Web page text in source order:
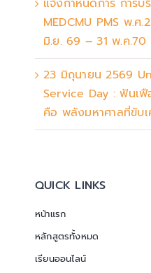
MEDCMU PMS พ.ศ
มิ.ย. 69 – 31 พ.ค.70
23 มิถุนายน 2569
Service Day : ฟันเฟื
คือ พลังมหาศาลที่ขับ
QUICK LINKS
หน้าแรก
หลักสูตรทั้งหมด
เรียนออนไลน์